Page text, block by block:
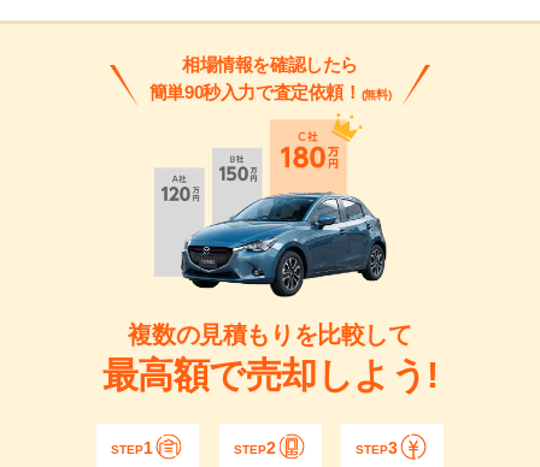
相場情報を確認したら
簡単90秒入力で査定依頼！ (無料)
複数の見積もりを比較して
最高額で売却しよう!
STEP1 STEP2 STEP3